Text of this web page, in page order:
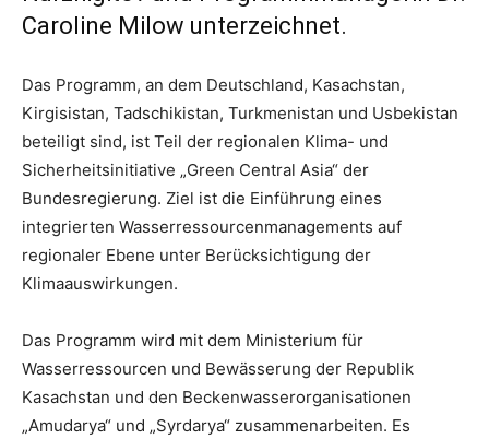
Caroline Milow unterzeichnet.
Das Programm, an dem Deutschland, Kasachstan,
Kirgisistan, Tadschikistan, Turkmenistan und Usbekistan
beteiligt sind, ist Teil der regionalen Klima- und
Sicherheitsinitiative „Green Central Asia“ der
Bundesregierung. Ziel ist die Einführung eines
integrierten Wasserressourcenmanagements auf
regionaler Ebene unter Berücksichtigung der
Klimaauswirkungen.
Das Programm wird mit dem Ministerium für
Wasserressourcen und Bewässerung der Republik
Kasachstan und den Beckenwasserorganisationen
„Amudarya“ und „Syrdarya“ zusammenarbeiten. Es